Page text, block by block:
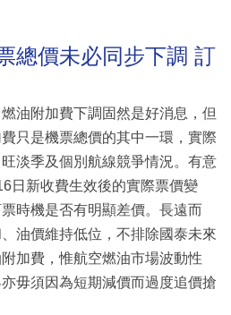
總價未必同步下調 訂
油附加費下調固然是好消息，但
只是機票總價的其中一環，實際
淡季及個別航線競爭情況。有意
日新收費生效後的實際票價變
時機是否有明顯差價。長遠而
油價維持低位，不排除國泰未來
加費，惟航空燃油市場波動性
毋須因為短期減價而過度追價搶